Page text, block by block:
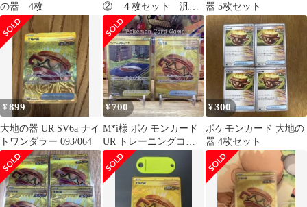
の器 4枚
② ４枚セット 汎
用 エクストラ グッ
ズ G
器 5枚セット
¥899
大地の器 UR SV6a ナイ
トワンダラー 093/064
¥700
M*i様 ポケモンカード
UR トレーニングコー
ト 大地の器 2枚セット
¥300
ポケモンカード 大地の
器 4枚セット